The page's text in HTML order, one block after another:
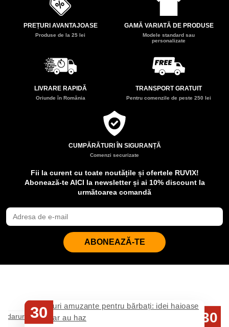
PREȚURI AVANTAJOASE
Produse de la 25 lei
GAMĂ VARIATĂ DE PRODUSE
Modele standard sau
personalizate
LIVRARE RAPIDĂ
Oriunde în România
TRANSPORT GRATUIT
Pentru comenzile de peste 250 lei
CUMPĂRĂTURI ÎN SIGURANȚĂ
Comenzi securizate
Fii la curent cu toate noutățile și ofertele RUVIX!
Abonează-te AICI la newsletter și ai 10% discount la
următoarea comandă
ABONEAZĂ-TE
30 30